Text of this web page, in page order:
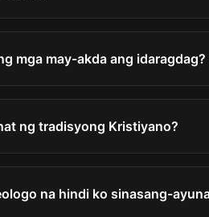
mga may-akda ang idaragdag?
ng tradisyong Kristiyano?
na hindi ko sinasang-